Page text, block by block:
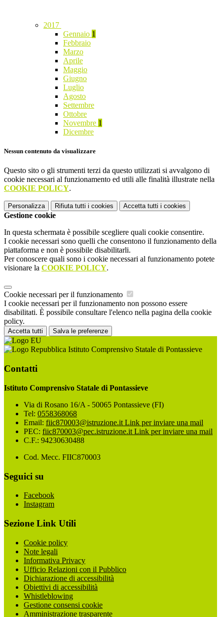
2017
Gennaio 1
Febbraio
Marzo
Aprile
Maggio
Giugno
Luglio
Agosto
Settembre
Ottobre
Novembre 1
Dicembre
Nessun contenuto da visualizzare
Questo sito o gli strumenti terzi da questo utilizzati si avvalgono di
cookie necessari al funzionamento ed utili alle finalità illustrate nella
COOKIE POLICY.
Personalizza Rifiuta tutti i cookies Accetta tutti i cookies
Gestione cookie
In questa schermata è possibile scegliere quali cookie consentire.
I cookie necessari sono quelli che consentono il funzionamento della
piattaforma e non è possibile disabilitarli.
Per conoscere quali sono i cookie necessari al funzionamento potete
visionare la COOKIE POLICY.
Cookie necessari per il funzionamento
I cookie necessari per il funzionamento non possono essere
disabilitati. È possibile consultare l'elenco nella pagina della cookie
policy.
Accetta tutti Salva le preferenze
Istituto Comprensivo Statale di Pontassieve
Contatti
Istituto Comprensivo Statale di Pontassieve
Via di Rosano 16/A - 50065 Pontassieve (FI)
Tel: 0558368068
Email: fiic870003@istruzione.it Link per inviare una mail
PEC: fiic870003@pec.istruzione.it Link per inviare una mail
C.F.: 94230630488
Cod. Mecc. FIIC870003
Seguici su
Facebook
Instagram
Sezione Link Utili
Cookie policy
Note legali
Informativa Privacy
Ufficio Relazioni con il Pubblico
Dichiarazione di accessibilità
Obiettivi di accessibilità
Whistleblowing
Gestione consensi cookie
Amministrazione trasparente